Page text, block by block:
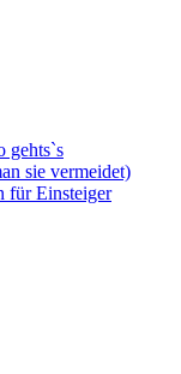
gehts`s
sie vermeidet)
für Einsteiger